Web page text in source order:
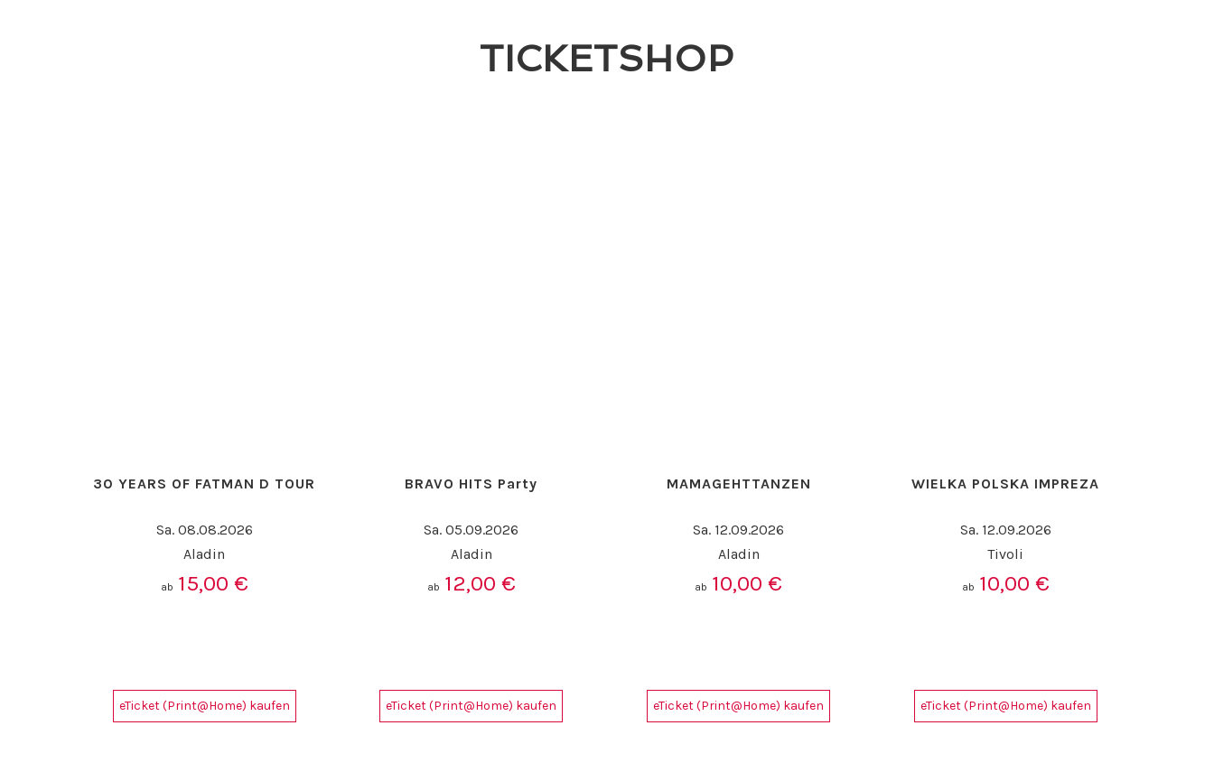
TICKETSHOP
30 YEARS OF FATMAN D TOUR
Sa. 08.08.2026
Aladin
ab 15,00 €
eTicket (Print@Home) kaufen
BRAVO HITS Party
Sa. 05.09.2026
Aladin
ab 12,00 €
eTicket (Print@Home) kaufen
MAMAGEHTTANZEN
Sa. 12.09.2026
Aladin
ab 10,00€
eTicket (Print@Home) kaufen
WIELKA POLSKA IMPREZA
Sa. 12.09.2026
Tivoli
ab 10,00 €
eTicket (Print@Home) kaufen